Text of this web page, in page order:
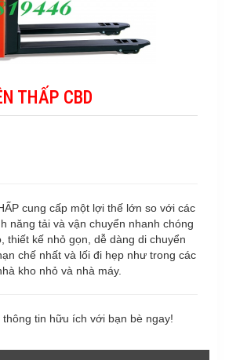
THẤP CBD
cung cấp một lợi thế lớn so với các
năng tải và vận chuyển nhanh chóng
thiết kế nhỏ gọn, dễ dàng di chuyển
chế nhất và lối đi hẹp như trong các
kho nhỏ và nhà máy.
thông tin hữu ích với bạn bè ngay!